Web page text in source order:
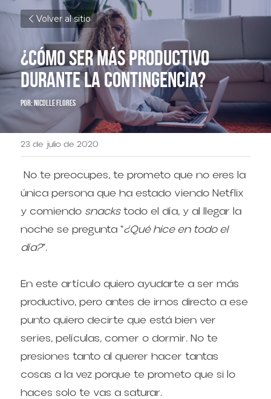
Volver al sitio
¿Cómo ser más productivo
durante la contingencia?
Por: Nicolle Flores
23 de julio de 2020
única persona que ha estado viendo Netflix
y comiendo snacks todo el día, y al llegar la
noche se pregunta “¿Qué hice en todo el
día?”.
En este artículo quiero ayudarte a ser más
productivo, pero antes de irnos directo a ese
punto quiero decirte que está bien ver
series, películas, comer o dormir. No te
presiones tanto al querer hacer tantas
cosas a la vez porque te prometo que si lo
haces solo te vas a saturar.